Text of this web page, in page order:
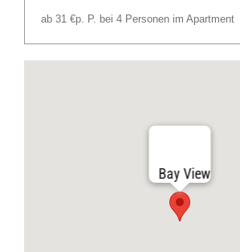
ab 31 €p. P. bei 4 Personen im Apartment
Bay View